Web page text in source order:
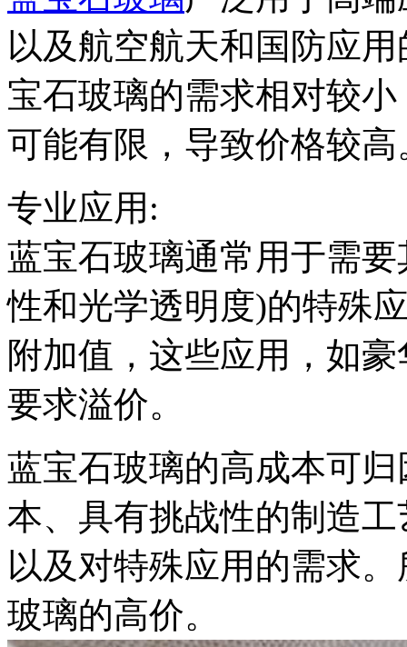
以及航空航天和国防应
宝石玻璃的需求相对较
可能有限，导致价格较高
专业应用:
蓝宝石玻璃通常用于需
性和光学透明度)的特殊
附加值，这些应用，如
要求溢价。
蓝宝石玻璃的高成本可
本、具有挑战性的制造
以及对特殊应用的需求
玻璃的高价。